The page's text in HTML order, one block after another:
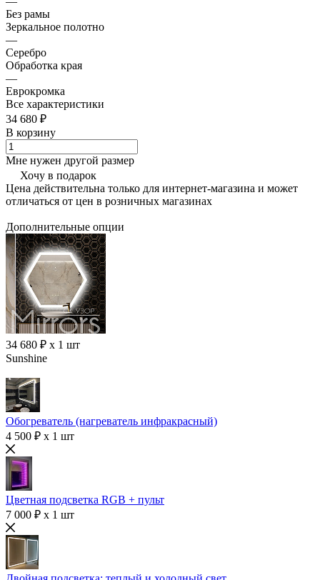
Без рамы
Зеркальное полотно
—
Серебро
Обработка края
—
Еврокромка
Все характеристики
34 680 ₽
В корзину
Мне нужен другой размер
Хочу в подарок
Цена действительна только для интернет-магазина и может
отличаться от цен в розничных магазинах
Дополнительные опции
34 680 ₽ x 1 шт
Sunshine
Обогреватель (нагреватель инфракрасный)
4 500 ₽ x 1 шт
Цветная подсветка RGB + пульт
7 000 ₽ x 1 шт